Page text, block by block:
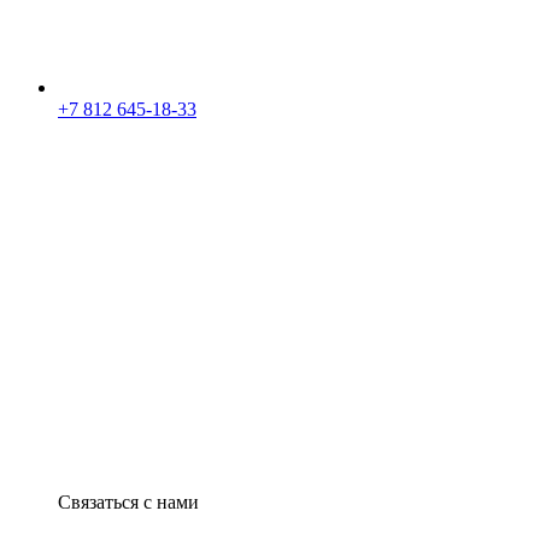
+7 812 645-18-33
Связаться с нами